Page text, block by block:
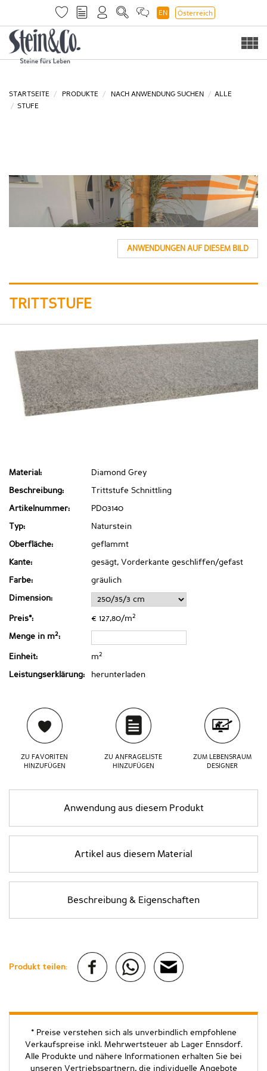
EN Österreich
STARTSEITE PRODUKTE NACH ANWENDUNG SUCHEN
ALLE
STUFE
ANWENDUNGEN AUF DIESEM BILD
TRITTSTUFE
Material: Diamond Grey
Beschreibung: Trittstufe Schnittling
Artikelnummer: PD03140
Typ: Naturstein
Oberfläche: geflammt
Kante: gesägt, Vorderkante geschliffen/gefast
Farbe: gräulich
Dimension:
Preis*: € 127,80/m2
Menge in m2:
Einheit: m2
Leistungserklärung: herunterladen
ZU FAVORITEN
HINZUFÜGEN
ZU ANFRAGELISTE
HINZUFÜGEN
ZUM LEBENSRAUM
DESIGNER
Anwendung aus diesem Produkt
Artikel aus diesem Material
Beschreibung & Eigenschaften
Produkt teilen:
* Preise verstehen sich als unverbindlich empfohlene
Verkaufspreise inkl. Mehrwertsteuer ab Lager Ennsdorf.
Alle Produkte und nähere Informationen erhalten Sie bei
unseren Vertriebspartnern, die individuelle Angebote